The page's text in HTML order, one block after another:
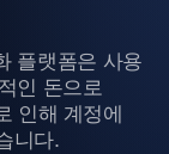
플랫폼은 사용
인 돈으로
인해 계정에
니다.